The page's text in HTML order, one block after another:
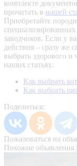
комплекте
прочитать в нашей
Приобретайте
заводчиков. Если у
действия – сразу же
выбрать здорового и
наших статьях:
Как выбрать
Как выбрать
Поделиться:
Пожаловаться на
Похожие объявления